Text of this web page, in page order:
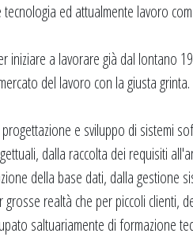
ed attualmente lavoro
iniziare a lavorare già dal lontano
del lavoro con la giusta grinta.
e sviluppo di sistemi
dalla raccolta dei requisiti
della base dati, dalla gestione
realtà che per piccoli clienti,
saltuariamente di formazione